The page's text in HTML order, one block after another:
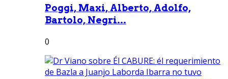
Poggi, Maxi, Alberto, Adolfo,
Bartolo, Negri...
0